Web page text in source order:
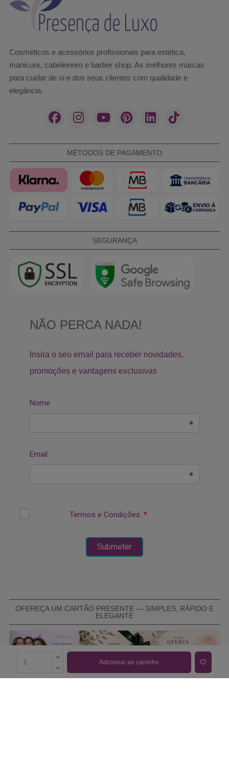
Adicionar ao carrinho
Cosméticos e acessórios profissionais para estética,
manicure, cabeleireiro e barber shop. As melhores marcas
para cuidar de si e dos seus clientes com qualidade e
elegância.
MÉTODOS DE PAGAMENTO
SEGURANÇA
OFEREÇA UM CARTÃO PRESENTE — SIMPLES, RÁPIDO E
ELEGANTE